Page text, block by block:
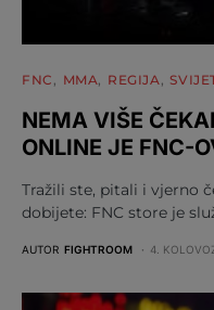
FNC MMA REGIJA
NEMA VIŠE
ONLINE JE FNC-
Tražili ste, pitali i vjerno
dobijete: FNC store je
AUTOR FIGHTROOM 4.